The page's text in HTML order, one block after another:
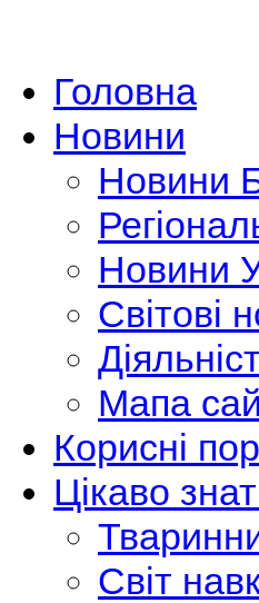
Головна
Новини
Новини
Новини
Світові
Мапа
Корисні
Цікаво
Світ